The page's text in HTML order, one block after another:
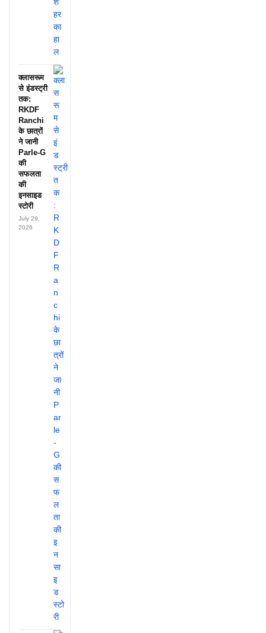
क्लासरूम
से इंडस्ट्री
तक:
RKDF
Ranchi
के छात्रों
ने जानी
Parle-G
की
सफलता
की
इनसाइड
स्टोरी
July 29,
2026